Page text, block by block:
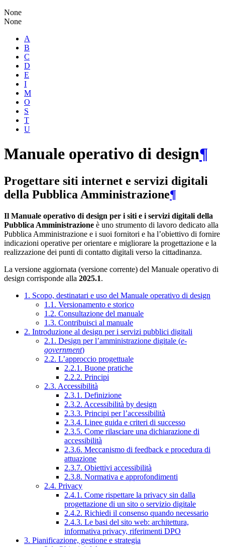
None
None
A
B
C
D
E
I
M
O
S
T
U
Manuale operativo di design¶
Progettare siti internet e servizi digitali
della Pubblica Amministrazione¶
Il Manuale operativo di design per i siti e i servizi digitali della
Pubblica Amministrazione è uno strumento di lavoro dedicato alla
Pubblica Amministrazione e i suoi fornitori e ha l’obiettivo di fornire
indicazioni operative per orientare e migliorare la progettazione e la
realizzazione dei punti di contatto digitali verso la cittadinanza.
La versione aggiornata (versione corrente) del Manuale operativo di
design corrisponde alla 2025.1.
1. Scopo, destinatari e uso del Manuale operativo di design
1.1. Versionamento e storico
1.2. Consultazione del manuale
1.3. Contribuisci al manuale
2. Introduzione al design per i servizi pubblici digitali
2.1. Design per l’amministrazione digitale (e-
government)
2.2. L’approccio progettuale
2.2.1. Buone pratiche
2.2.2. Principi
2.3. Accessibilità
2.3.1. Definizione
2.3.2. Accessibilità by design
2.3.3. Principi per l’accessibilità
2.3.4. Linee guida e criteri di successo
2.3.5. Come rilasciare una dichiarazione di
accessibilità
2.3.6. Meccanismo di feedback e procedura di
attuazione
2.3.7. Obiettivi accessibilità
2.3.8. Normativa e approfondimenti
2.4. Privacy
2.4.1. Come rispettare la privacy sin dalla
progettazione di un sito o servizio digitale
2.4.2. Richiedi il consenso quando necessario
2.4.3. Le basi del sito web: architettura,
informativa privacy, riferimenti DPO
3. Pianificazione, gestione e strategia